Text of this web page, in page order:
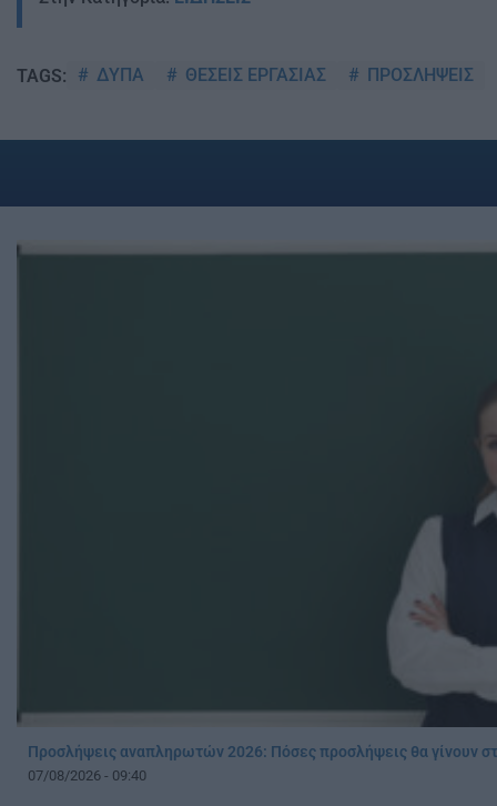
TAGS: ΔΥΠΑ ΘΕΣΕΙΣ ΕΡΓΑΣΙΑΣ ΠΡΟΣΛΗΨΕΙΣ
Προσλήψεις αναπληρωτών 2026: Πόσες προσλήψεις θα γίνουν
07/08/2026 - 09:40